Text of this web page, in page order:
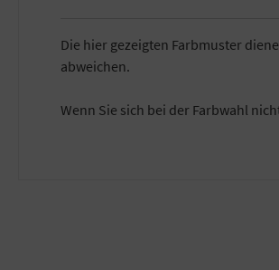
Die hier gezeigten Farbmuster
abweichen.
Wenn Sie sich bei der Farbwahl